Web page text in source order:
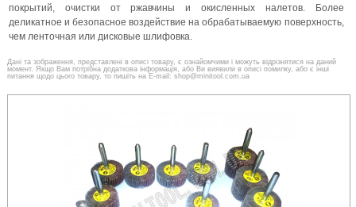
покрытий, очистки от ржавчины и окисленных налетов. Более
деликатное и безопасное воздействие на обрабатываемую поверхность,
чем ленточная или дисковые шлифовка.
Дані та зображення, представлені в описі товару, є ознайомчими і можуть відрізнятися на даний
момент. Якщо Вам потрібна додаткова інформація, або Ви виявили в описі помилку, або є інші
питання щодо цього товару, то пишіть на E-mail: shop@minitool.com.ua